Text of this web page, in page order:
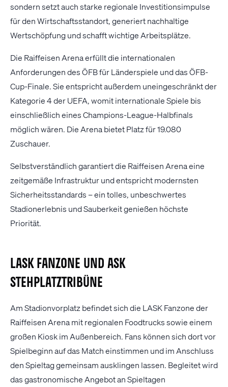
sondern setzt auch starke regionale Investitionsimpulse
für den Wirtschaftsstandort, generiert nachhaltige
Wertschöpfung und schafft wichtige Arbeitsplätze.
Die Raiffeisen Arena erfüllt die internationalen
Anforderungen des ÖFB für Länderspiele und das ÖFB-
Cup-Finale. Sie entspricht außerdem uneingeschränkt der
Kategorie 4 der UEFA, womit internationale Spiele bis
einschließlich eines Champions-League-Halbfinals
möglich wären. Die Arena bietet Platz für 19.080
Zuschauer.
Selbstverständlich garantiert die Raiffeisen Arena eine
zeitgemäße Infrastruktur und entspricht modernsten
Sicherheitsstandards – ein tolles, unbeschwertes
Stadionerlebnis und Sauberkeit genießen höchste
Priorität.
LASK Fanzone und ASK
Stehplatztribüne
Am Stadionvorplatz befindet sich die LASK Fanzone der
Raiffeisen Arena mit regionalen Foodtrucks sowie einem
großen Kiosk im Außenbereich. Fans können sich dort vor
Spielbeginn auf das Match einstimmen und im Anschluss
den Spieltag gemeinsam ausklingen lassen. Begleitet wird
das gastronomische Angebot an Spieltagen